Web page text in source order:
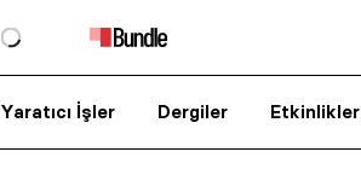
Yaratıcı İşler Dergiler Etkinlikler